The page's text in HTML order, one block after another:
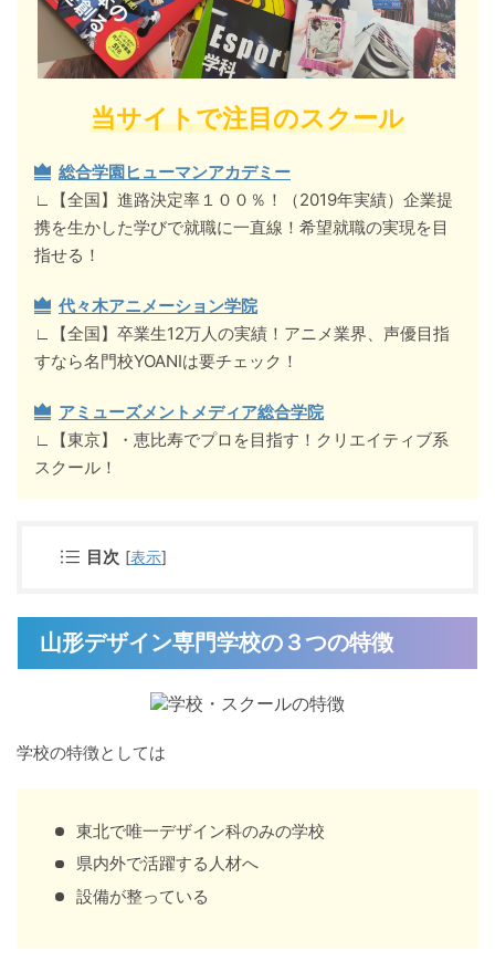
当サイトで注目のスクール
総合学園ヒューマンアカデミー
∟【全国】進路決定率１００％！（2019年実績）企業提
携を生かした学びで就職に一直線！希望就職の実現を目
指せる！
代々木アニメーション学院
∟【全国】卒業生12万人の実績！アニメ業界、声優目指
すなら名門校YOANIは要チェック！
アミューズメントメディア総合学院
∟【東京】・恵比寿でプロを目指す！クリエイティブ系
スクール！
目次 [表示]
山形デザイン専門学校の３つの特徴
学校の特徴としては
東北で唯一デザイン科のみの学校
県内外で活躍する人材へ
設備が整っている